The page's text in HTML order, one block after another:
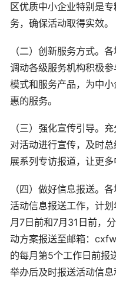
区优质中小企业特别是
务，确保活动取得实效。
（二）创新服务方式。
调动各级服务机构积极
模式和服务产品，为中
惠的服务。
（三）强化宣传引导。
对活动进行宣传，及时
展系列专访报道，让更多
（四）做好信息报送。
活动信息报送工作，计
月7日前和7月31日前，
动方案报送至邮箱：
的每月第5个工作日前报
举办后及时报送活动信息